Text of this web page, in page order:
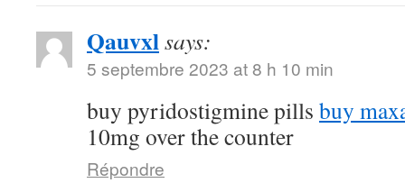
Qauvxlsays:
5 septembre 2023 at 8 h 10 min
buy pyridostigmine pills buy
10mg over the counter
Répondre